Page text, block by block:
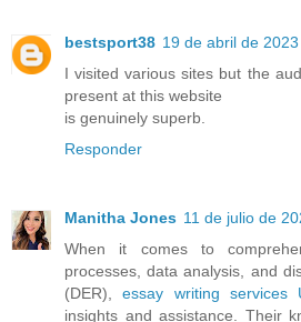
bestsport38 19 de abril de
I visited various sites but the
present at this website
is genuinely superb.
Responder
Manitha Jones 11 de julio de
When it comes to
processes, data analysis, and
(DER),essay writing services
insights and assistance. Their